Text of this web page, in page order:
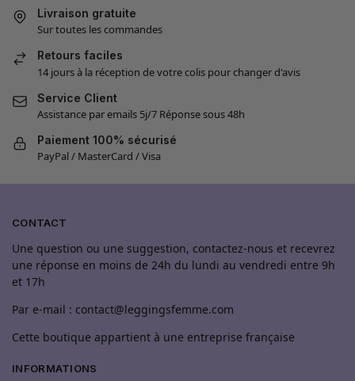
Livraison gratuite
Sur toutes les commandes
Retours faciles
14 jours à la réception de votre colis pour changer d'avis
Service Client
Assistance par emails 5j/7 Réponse sous 48h
Paiement 100% sécurisé
PayPal / MasterCard / Visa
CONTACT
Une question ou une suggestion, contactez-nous et recevrez
une réponse en moins de 24h du lundi au vendredi entre 9h
et 17h
Par e-mail : contact@leggingsfemme.com
Cette boutique appartient à une entreprise française
INFORMATIONS